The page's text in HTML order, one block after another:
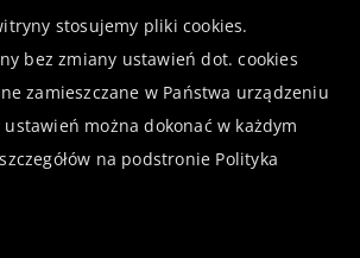
stosujemy pliki cookies.
bez zmiany ustawień dot. cookies
zamieszczane w Państwa urządzeniu
można dokonać w każdym
na podstronie Polityka